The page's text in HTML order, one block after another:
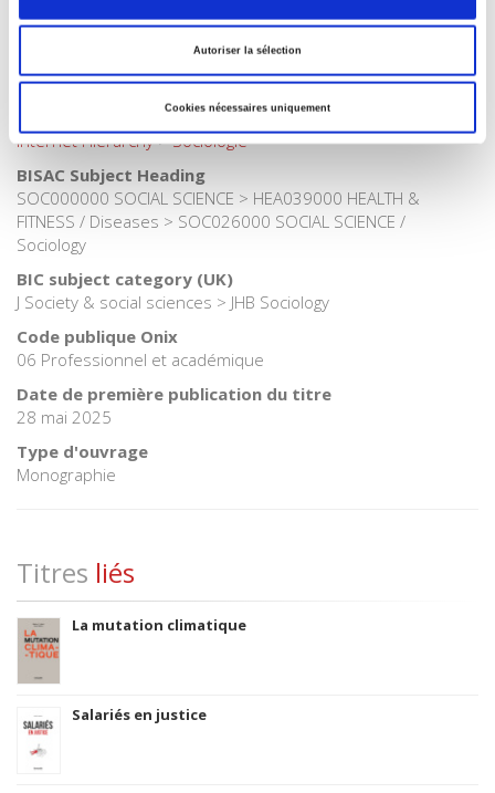
Autoriser la sélection
Cookies nécessaires uniquement
Internet Hierarchy>Santé
Internet Hierarchy>Société
Catégorie (éditeur)
Internet Hierarchy>Sociologie
BISAC Subject Heading
SOC000000 SOCIAL SCIENCE > HEA039000 HEALTH &
FITNESS / Diseases > SOC026000 SOCIAL SCIENCE /
Sociology
BIC subject category (UK)
J Society & social sciences > JHB Sociology
Code publique Onix
06 Professionnel et académique
Date de première publication du titre
28 mai 2025
Type d'ouvrage
Monographie
Titres liés
La mutation climatique
Salariés en justice